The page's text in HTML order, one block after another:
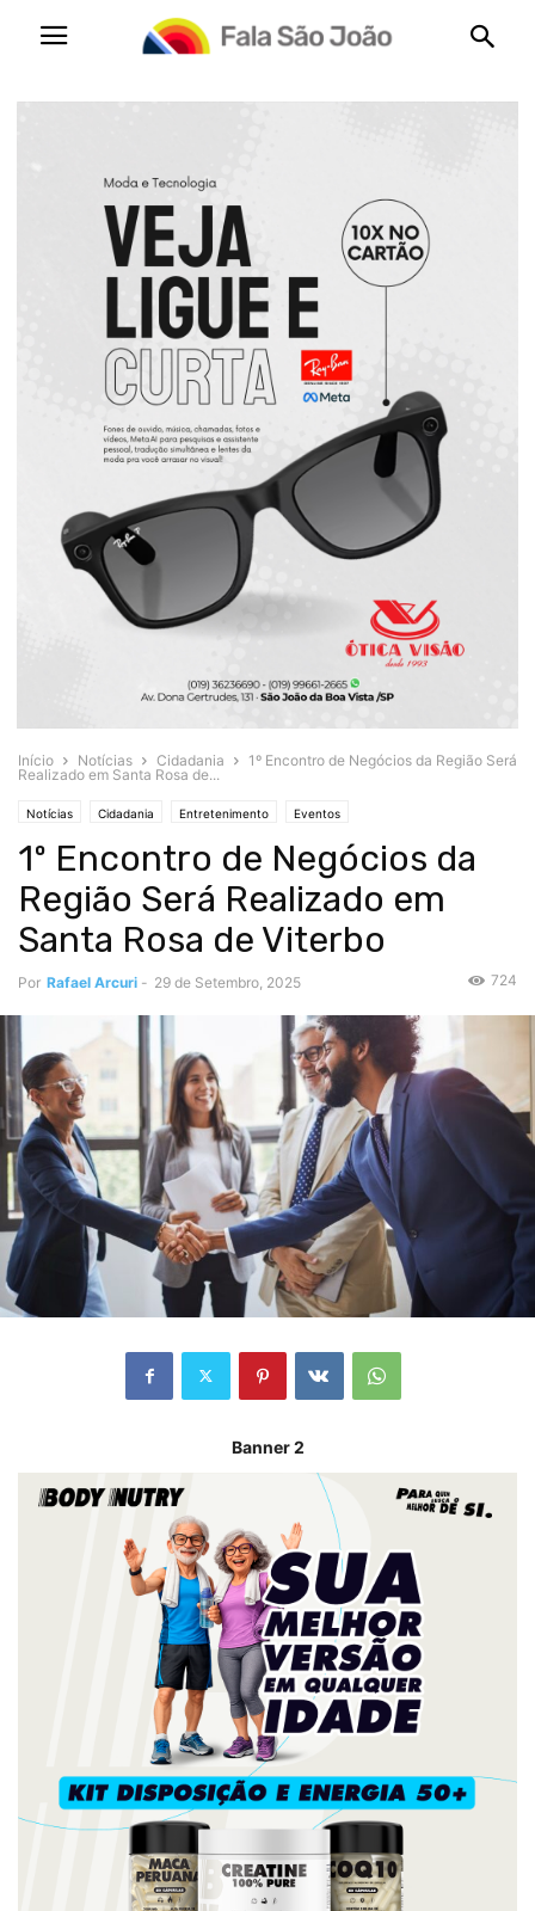
Início Notícias Cidadania
1º Encontro de Negócios da Região Será
Realizado em Santa Rosa de...
Notícias Cidadania Entretenimento Eventos
1º Encontro de Negócios da
Região Será Realizado em
Santa Rosa de Viterbo
Por Rafael Arcuri - 29 de Setembro, 2025 724
Banner 2